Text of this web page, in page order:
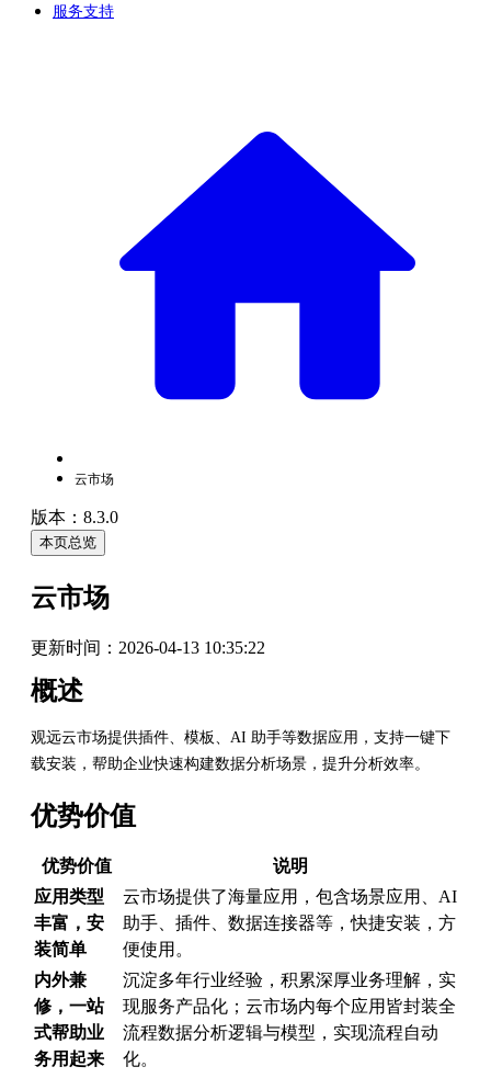
服务支持
云市场
版本：8.3.0
本页总览
云市场
更新时间： 2026-04-13 10:35:22
概述
观远云市场提供插件、模板、AI 助手等数据应用，支持一键下
载安装，帮助企业快速构建数据分析场景，提升分析效率。
优势价值
优势价值
说明
应用类型
丰富，安
装简单
云市场提供了海量应用，包含场景应用、AI
助手、插件、数据连接器等，快捷安装，方
便使用。
内外兼
修，一站
式帮助业
务用起来
沉淀多年行业经验，积累深厚业务理解，实
现服务产品化；云市场内每个应用皆封装全
流程数据分析逻辑与模型，实现流程自动
化。